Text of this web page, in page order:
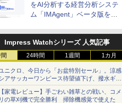
をAI分析する経営分析システ
ム「IMAgent」ベータ版を提
Impress Watchシリーズ 人気記事
24時間 1週間 1カ月
ニクロ、今日から「お盆特別セール」。涼感
アサッカーワンピース待望値下げ、撥水ギア
ョーツは1990円に
家電レビュー】手ごわい雑草との戦い、コメ
の草刈機で完全勝利 掃除機感覚で使えた